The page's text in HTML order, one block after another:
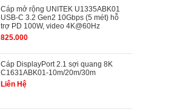
Cáp mở rộng UNITEK U1335ABK01
USB-C 3.2 Gen2 10Gbps (5 mét) hỗ
trợ PD 100W, video 4K@60Hz
825.000
Cáp DisplayPort 2.1 sợi quang 8K
C1631ABK01-10m/20m/30m
Liên Hệ